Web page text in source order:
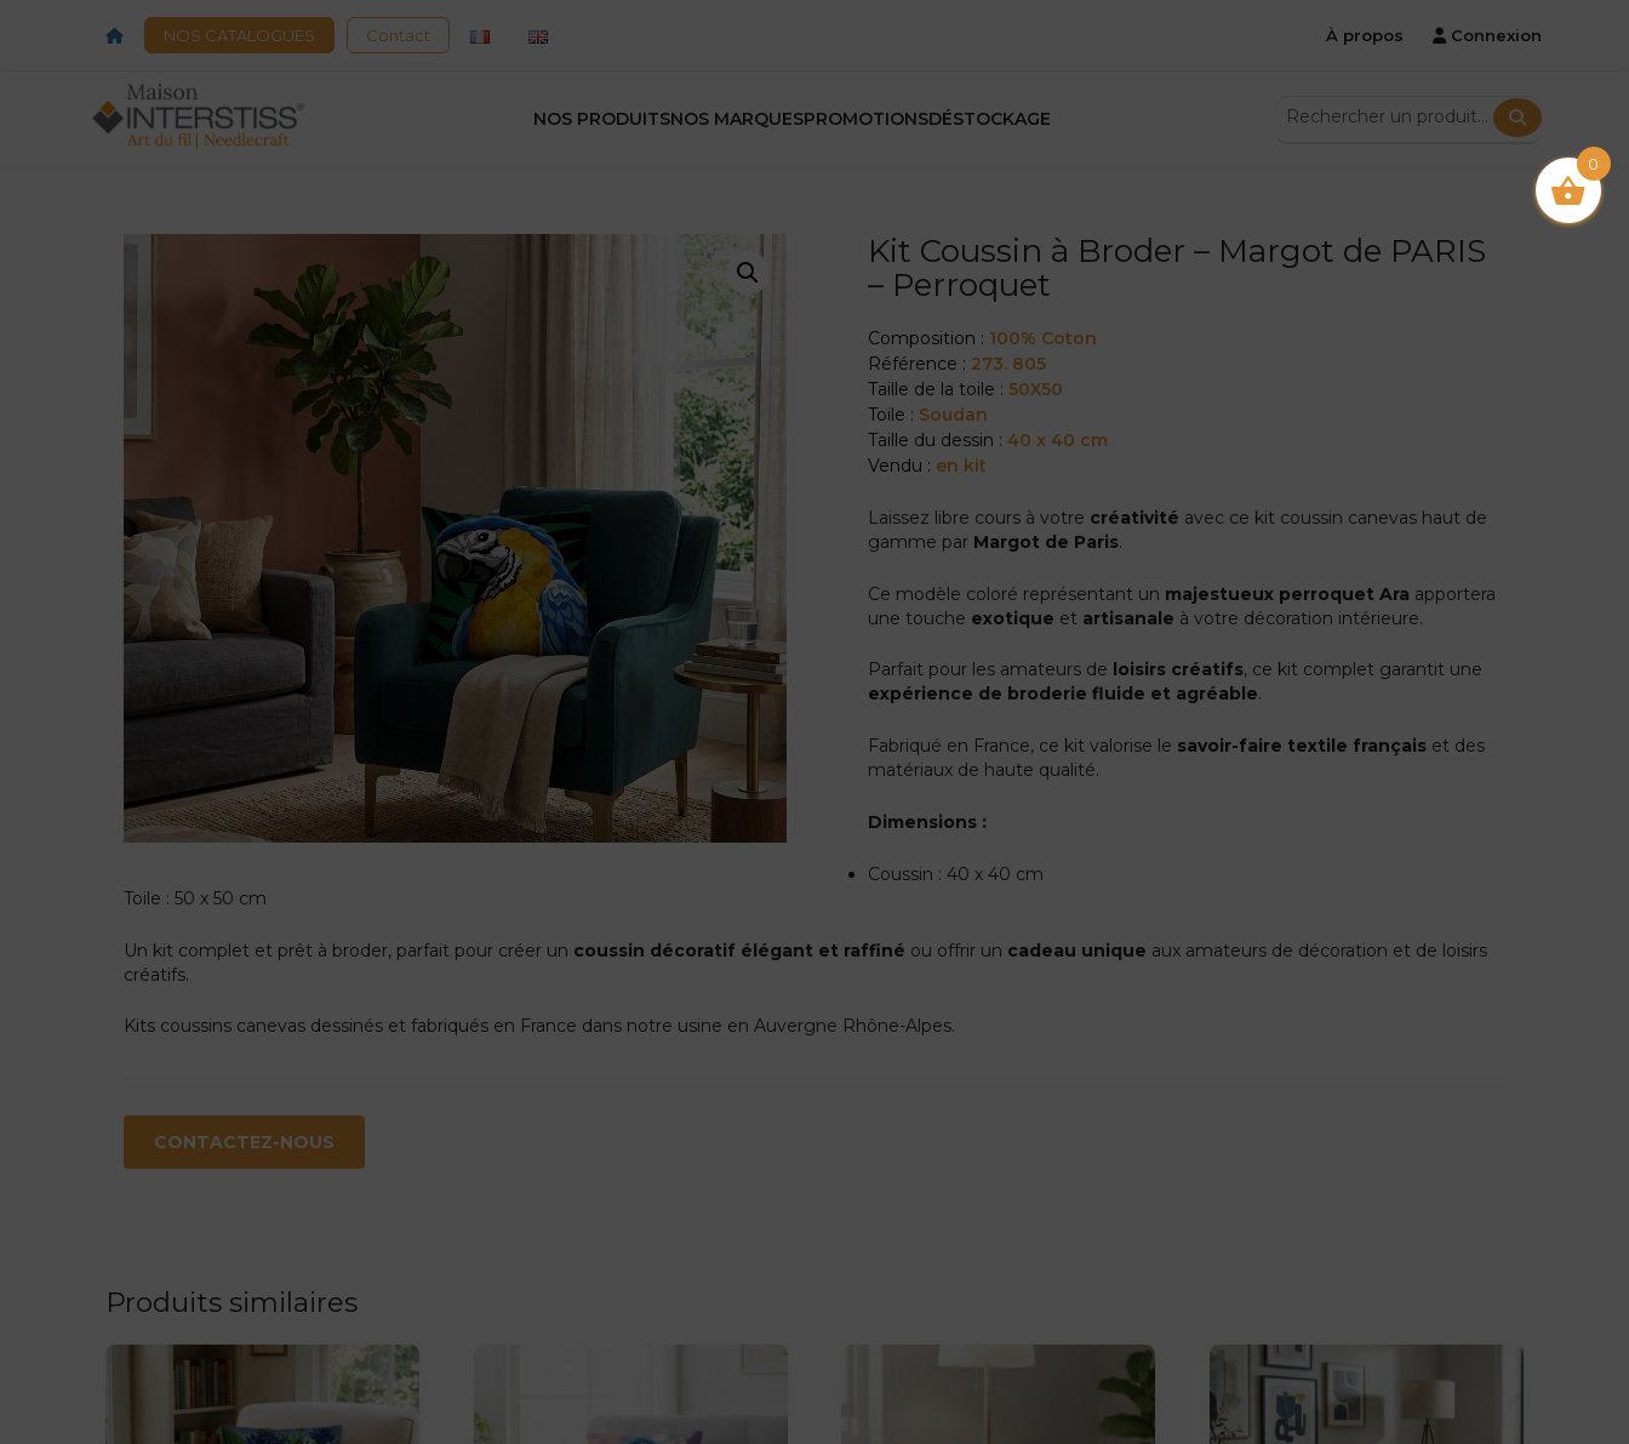
AcceuilNOS CATALOGUES Contact À propos Connexion
NOS PRODUITSNOS MARQUESPROMOTIONSDÉSTOCKAGE
Kit Coussin à Broder – Margot de PARIS
– Perroquet
Composition : 100% Coton
Référence : 273. 805
Taille de la toile :50X50
Toile : Soudan
Taille du dessin :40 x 40 cm
Vendu : en kit
Laissez libre cours à votre créativité avec ce kit coussin canevas haut de
gamme par Margot de Paris.
Ce modèle coloré représentant un majestueux perroquet Ara apportera
une touche exotique et artisanale à votre décoration intérieure.
Parfait pour les amateurs de loisirs créatifs, ce kit complet garantit une
expérience de broderie fluide et agréable.
Fabriqué en France, ce kit valorise le savoir-faire textile français et des
matériaux de haute qualité.
Dimensions :
Coussin : 40 x 40 cm
Toile : 50 x 50 cm
Un kit complet et prêt à broder, parfait pour créer un coussin décoratif élégant et raffiné ou offrir un cadeau unique aux amateurs de décoration et de loisirs
créatifs.
Kits coussins canevas dessinés et fabriqués en France dans notre usine en Auvergne Rhône-Alpes.
CONTACTEZ-NOUS
Produits similaires
0